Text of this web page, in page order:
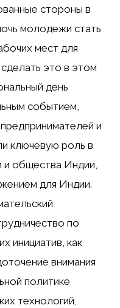
стороны в
молодежи стать
мест для
это в этом
день
событием,
и
ключевую роль в
и общества Индии,
для Индии.
по
инициатив, как
внимания
политике
технологий,